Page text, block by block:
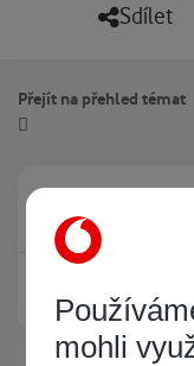
Sdílet
Přejít na přehled témat
Žádný registrovaný
mohli